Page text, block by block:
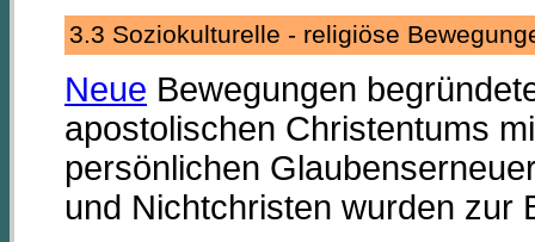
3.3 Soziokulturelle - religiöse
Neue Bewegungen
apostolischen Christentums
persönlichen
und Nichtchristen wurden zur